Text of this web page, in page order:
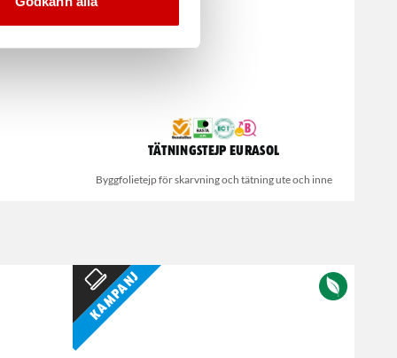
Tätningstejp Eurasol
Byggfolietejp för skarvning och tätning ute och inne
Kampanj